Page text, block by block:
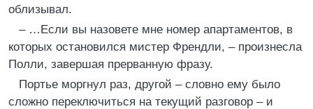
облизывал.
– …Если вы назовете мне номер апартаментов, в
которых остановился мистер Френдли, – произнесла
Полли, завершая прерванную фразу.
Портье моргнул раз, другой – словно ему было
сложно переключиться на текущий разговор – и